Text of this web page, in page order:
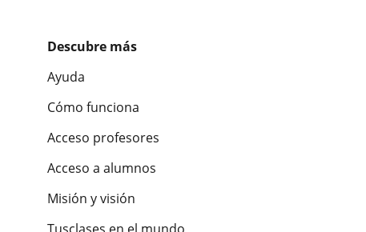
Descubre más
Ayuda
Cómo funciona
Acceso profesores
Acceso a alumnos
Misión y visión